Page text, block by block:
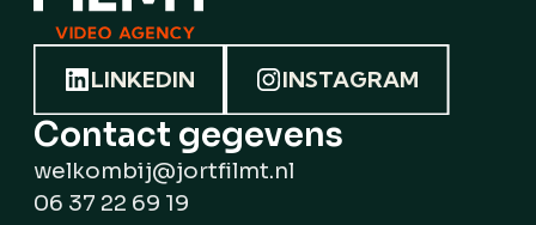
LINKEDIN INSTAGRAM
Contact gegevens
welkombij@jortfilmt.nl
06 37 22 69 19